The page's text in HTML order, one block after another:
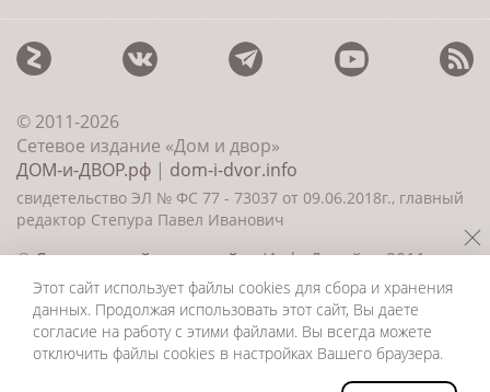
© 2011-2026
Сетевое издание «Дом и двор»
ДОМ-и-ДВОР.рф | dom-i-dvor.info
свидетельство ЭЛ № ФС 77 - 73037 от 09.06.2018г., главный
редактор Степура Павел Иванович
©Создание сайта и дизайн«ИнфоДизайн» 2011—
2026
Этот сайт использует файлы cookies для сбора и хранения
данных. Продолжая использовать этот сайт, Вы даете
согласие на работу с этими файлами. Вы всегда можете
отключить файлы cookies в настройках Вашего браузера.